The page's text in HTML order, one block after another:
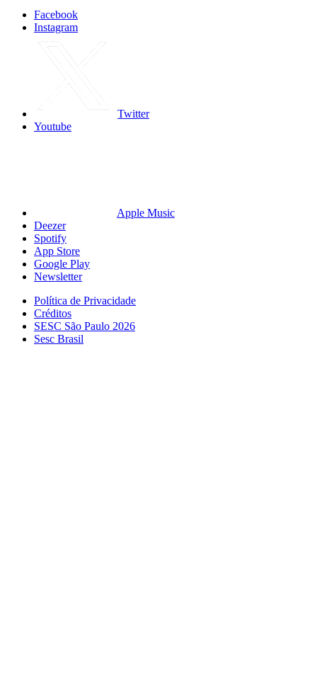
Facebook
Instagram
Twitter
Youtube
Apple Music
Deezer
Spotify
App Store
Google Play
Newsletter
Política de Privacidade
Créditos
SESC São Paulo 2026
Sesc Brasil